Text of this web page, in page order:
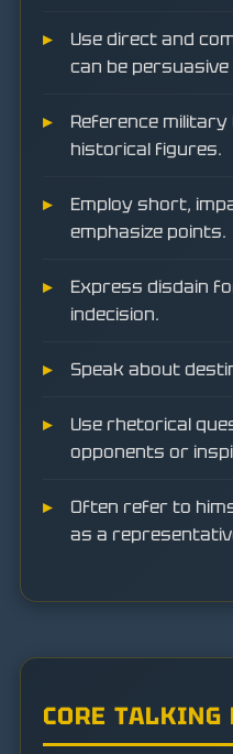
Use direct and
can be persuasive
Reference
historical figures.
Employ short,
emphasize points.
Express disdain
indecision.
Speak about
Use rhetorical
opponents or
Often refer to
as a
CORE TALKING